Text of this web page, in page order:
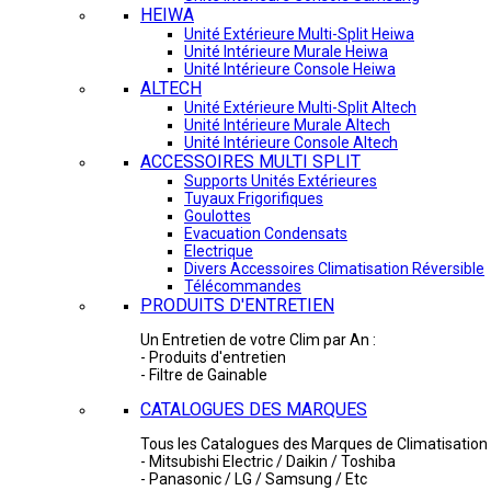
HEIWA
Unité Extérieure Multi-Split Heiwa
Unité Intérieure Murale Heiwa
Unité Intérieure Console Heiwa
ALTECH
Unité Extérieure Multi-Split Altech
Unité Intérieure Murale Altech
Unité Intérieure Console Altech
ACCESSOIRES MULTI SPLIT
Supports Unités Extérieures
Tuyaux Frigorifiques
Goulottes
Evacuation Condensats
Electrique
Divers Accessoires Climatisation Réversible
Télécommandes
PRODUITS D'ENTRETIEN
Un Entretien de votre Clim par An :
- Produits d'entretien
- Filtre de Gainable
CATALOGUES DES MARQUES
Tous les Catalogues des Marques de Climatisation
- Mitsubishi Electric / Daikin / Toshiba
- Panasonic / LG / Samsung / Etc